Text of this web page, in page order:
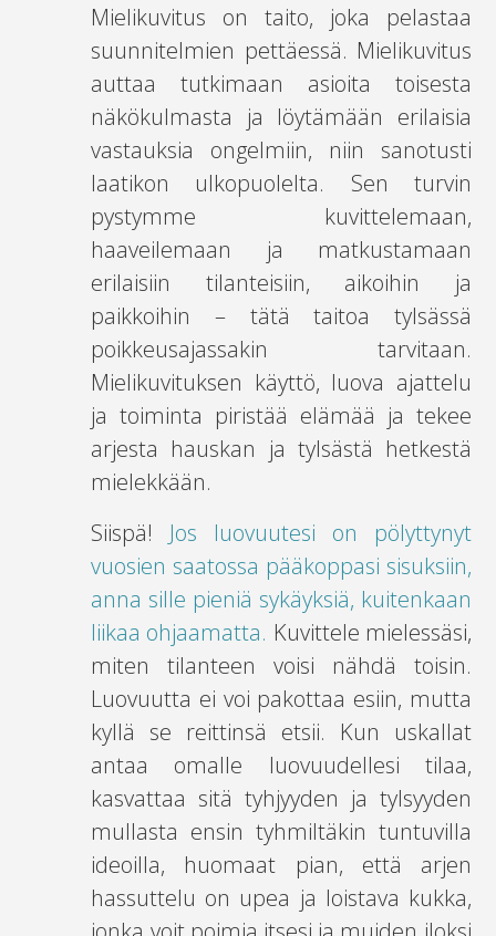
Mielikuvitus on taito, joka pelastaa
suunnitelmien pettäessä. Mielikuvitus
auttaa tutkimaan asioita toisesta
näkökulmasta ja löytämään erilaisia
vastauksia ongelmiin, niin sanotusti
laatikon ulkopuolelta. Sen turvin
pystymme kuvittelemaan,
haaveilemaan ja matkustamaan
erilaisiin tilanteisiin, aikoihin ja
paikkoihin – tätä taitoa tylsässä
poikkeusajassakin tarvitaan.
Mielikuvituksen käyttö, luova ajattelu
ja toiminta piristää elämää ja tekee
arjesta hauskan ja tylsästä hetkestä
mielekkään.
Siispä! Jos luovuutesi on pölyttynyt
vuosien saatossa pääkoppasi sisuksiin,
anna sille pieniä sykäyksiä, kuitenkaan
liikaa ohjaamatta. Kuvittele mielessäsi,
miten tilanteen voisi nähdä toisin.
Luovuutta ei voi pakottaa esiin, mutta
kyllä se reittinsä etsii. Kun uskallat
antaa omalle luovuudellesi tilaa,
kasvattaa sitä tyhjyyden ja tylsyyden
mullasta ensin tyhmiltäkin tuntuvilla
ideoilla, huomaat pian, että arjen
hassuttelu on upea ja loistava kukka,